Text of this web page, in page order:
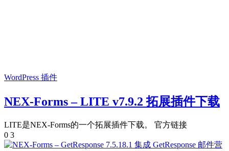
WordPress 插件
NEX-Forms – LITE v7.9.2 拓展插件下载
LITE是NEX-Forms的一个拓展插件下载。 官方链接
0 3